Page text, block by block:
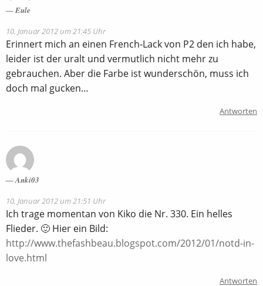
Eule
10. Januar 2012 um 21:45 Uhr
Erinnert mich an einen French-Lack von P2 den ich habe,
leider ist der uralt und vermutlich nicht mehr zu
gebrauchen. Aber die Farbe ist wunderschön, muss ich
doch mal gucken…
Antworten
Anki03
10. Januar 2012 um 21:51 Uhr
Ich trage momentan von Kiko die Nr. 330. Ein helles
Flieder. 🙂 Hier ein Bild:
http://www.thefashbeau.blogspot.com/2012/01/notd-in-
love.html
Antworten